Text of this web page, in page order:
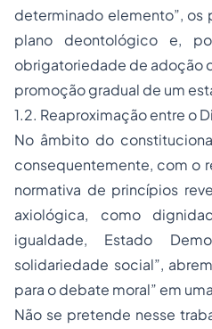
determinado elemento”, os
plano deontológico e,
obrigatoriedade de adoção
promoção gradual de um
1.2. Reaproximação entre o
No âmbito do
consequentemente, com o
normativa de princípios
axiológica, como
igualdade, Estado
solidariedade social”,
para o debate moral” em
Não se pretende nesse